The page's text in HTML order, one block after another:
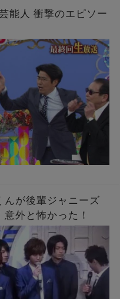
能人 衝撃のエピソー
んが後輩ジャニーズ
外と怖かった！